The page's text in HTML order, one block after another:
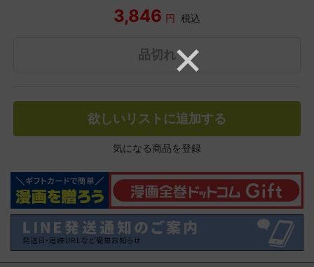
3,846 円 税込
品切れ
欲しいリストに追加する
気になる商品を登録